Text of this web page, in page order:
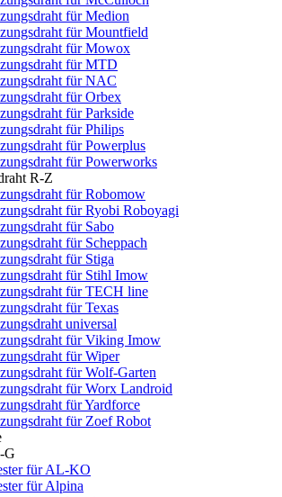
für Medion
für Mountfield
für Mowox
für MTD
für NAC
für Orbex
für Parkside
für Philips
für Powerplus
für Powerworks
R-Z
für Robomow
für Ryobi Roboyagi
für Sabo
für Scheppach
für Stiga
für Stihl Imow
für TECH line
für Texas
universal
für Viking Imow
für Wiper
für Wolf-Garten
für Worx Landroid
für Yardforce
für Zoef Robot
G
für AL-KO
für Alpina